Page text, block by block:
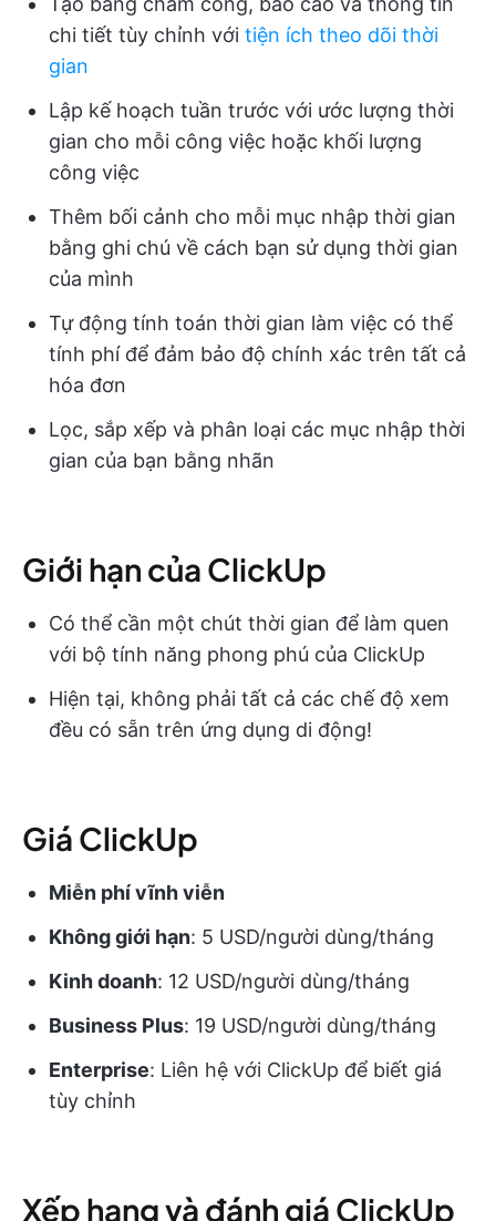
chi tiết tùy chỉnh với tiện ích theo dõi thời
gian
Lập kế hoạch tuần trước với ước lượng thời
gian cho mỗi công việc hoặc khối lượng
công việc
Thêm bối cảnh cho mỗi mục nhập thời gian
bằng ghi chú về cách bạn sử dụng thời gian
của mình
Tự động tính toán thời gian làm việc có thể
tính phí để đảm bảo độ chính xác trên tất cả
hóa đơn
Lọc, sắp xếp và phân loại các mục nhập thời
gian của bạn bằng nhãn
Giới hạn của ClickUp
Có thể cần một chút thời gian để làm quen
với bộ tính năng phong phú của ClickUp
Hiện tại, không phải tất cả các chế độ xem
đều có sẵn trên ứng dụng di động!
Giá ClickUp
Miễn phí vĩnh viễn
Không giới hạn: 5 USD/người dùng/tháng
Kinh doanh: 12 USD/người dùng/tháng
Business Plus: 19 USD/người dùng/tháng
Enterprise: Liên hệ với ClickUp để biết giá
tùy chỉnh
Xếp hạng và đánh giá ClickUp